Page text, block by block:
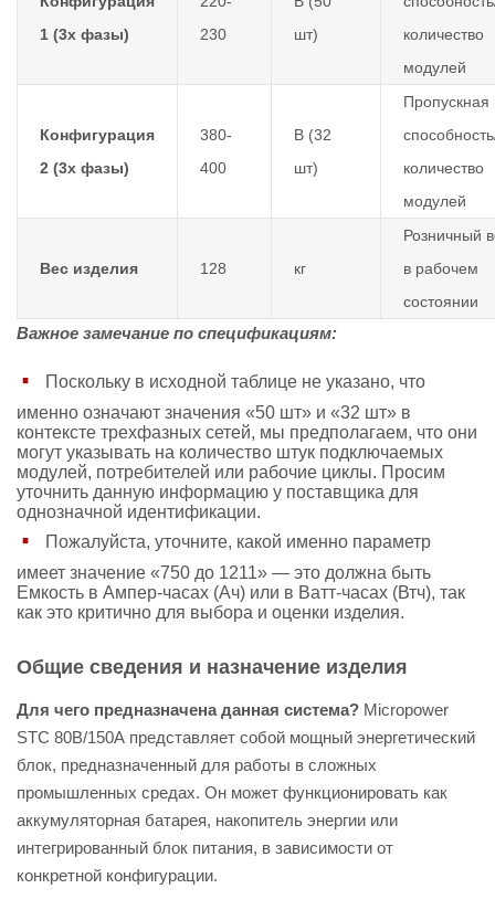
1 (3х фазы)
230
шт)
количество
модулей
Конфигурация
2 (3х фазы)
380-
400
В (32
шт)
Пропускная
количество
модулей
Вес изделия 128 кг
Розничный
в рабочем
состоянии
Важное замечание по спецификациям:
Поскольку в исходной таблице не указано, что
именно означают значения «50 шт» и «32 шт» в
контексте трехфазных сетей, мы предполагаем, что они
могут указывать на количество штук подключаемых
модулей, потребителей или рабочие циклы. Просим
уточнить данную информацию у поставщика для
однозначной идентификации.
Пожалуйста, уточните, какой именно параметр
имеет значение «750 до 1211» — это должна быть
Емкость в Ампер-часах (Ач) или в Ватт-часах (Втч), так
как это критично для выбора и оценки изделия.
Общие сведения и назначение изделия
Для чего предназначена данная система? Micropower
STC 80В/150А представляет собой мощный энергетический
блок, предназначенный для работы в сложных
промышленных средах. Он может функционировать как
аккумуляторная батарея, накопитель энергии или
интегрированный блок питания, в зависимости от
конкретной конфигурации.